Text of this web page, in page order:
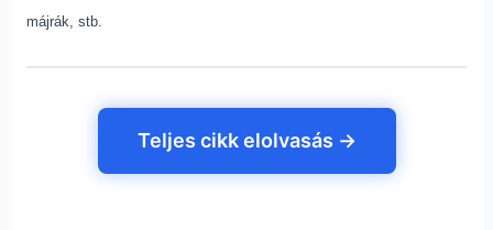
májrák, stb.
Teljes cikk elolvasás →